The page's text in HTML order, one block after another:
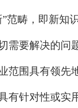
范畴，即新知
需要解决的问
范围具有领先
有针对性或实